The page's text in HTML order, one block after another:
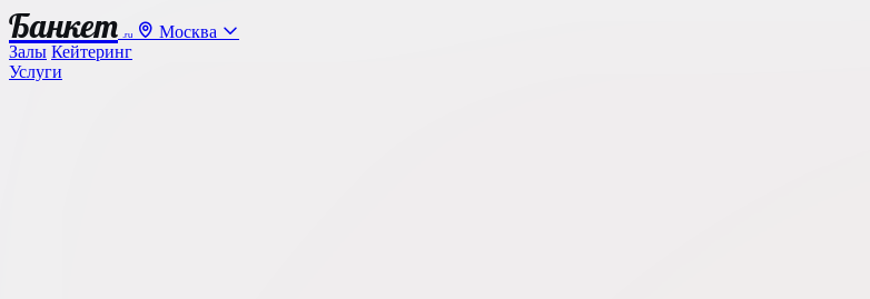
Банкет .ru
Москва
Залы Кейтеринг
Услуги